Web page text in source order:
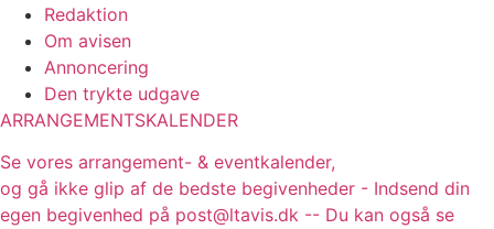
Redaktion
Om avisen
Annoncering
Den trykte udgave
ARRANGEMENTSKALENDER
Se vores arrangement- & eventkalender,
og gå ikke glip af de bedste begivenheder - Indsend din
egen begivenhed på post@ltavis.dk -- Du kan også se